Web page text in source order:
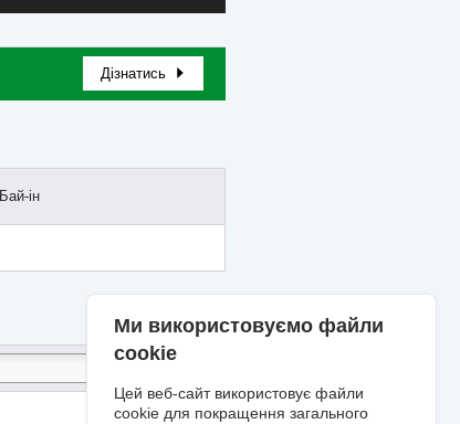
Дізнатись
Бай-ін
Ми використовуємо файли
cookie
Цей веб-сайт використовує файли
cookie для покращення загального